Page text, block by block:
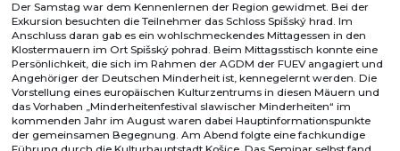
Der Samstag war dem Kennenlernen der Region gewidmet. Bei der
Exkursion besuchten die Teilnehmer das Schloss Spišský hrad. Im
Anschluss daran gab es ein wohlschmeckendes Mittagessen in den
Klostermauern im Ort Spišský pohrad. Beim Mittagsstisch konnte eine
Persönlichkeit, die sich im Rahmen der AGDM der FUEV angagiert und
Angehöriger der Deutschen Minderheit ist, kennegelernt werden. Die
Vorstellung eines europäischen Kulturzentrums in diesen Mäuern und
das Vorhaben „Minderheitenfestival slawischer Minderheiten“ im
kommenden Jahr im August waren dabei Hauptinformationspunkte
der gemeinsamen Begegnung. Am Abend folgte eine fachkundige